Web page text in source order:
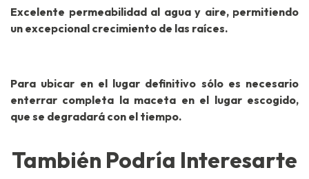
Excelente permeabilidad al agua y aire, permitiendo
un excepcional crecimiento de las raíces.
Para ubicar en el lugar definitivo sólo es necesario
enterrar completa la maceta en el lugar escogido,
que se degradará con el tiempo.
También Podría Interesarte